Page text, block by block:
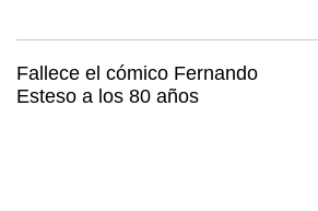
Fallece el cómico Fernando
Esteso a los 80 años